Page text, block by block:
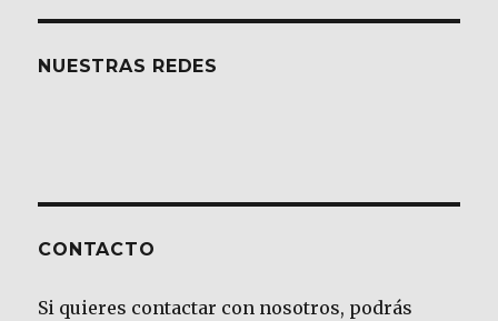
NUESTRAS REDES
CONTACTO
Si quieres contactar con nosotros, podrás